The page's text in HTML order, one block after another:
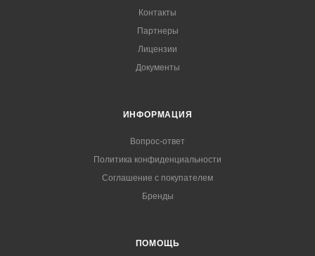
Контакты
Партнеры
Лицензии
Документы
ИНФОРМАЦИЯ
Вопрос-ответ
Политика конфиденциальности
Соглашение с покупателем
Бренды
ПОМОЩЬ